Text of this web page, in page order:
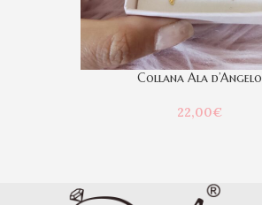
Collana Ala d’Angelo
22,00€